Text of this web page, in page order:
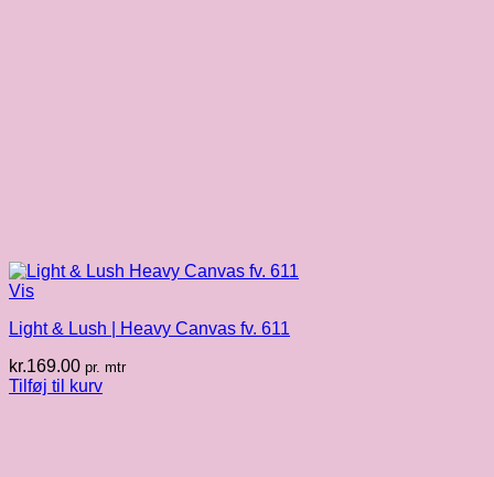
Vis
Light & Lush | Heavy Canvas fv. 611
kr.169.00 pr. mtr
Tilføj til kurv